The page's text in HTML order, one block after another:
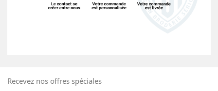
Recevez nos offres spéciales